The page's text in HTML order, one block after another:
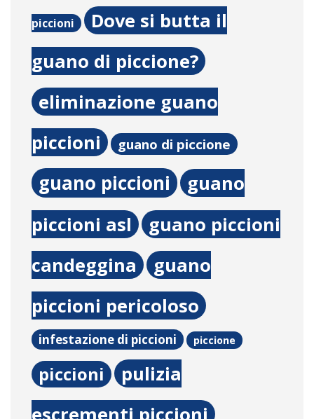
piccioni
Dove si butta il
guano di piccione?
eliminazione guano
piccioni
guano di piccione
guano piccioni
guano
piccioni asl
guano piccioni
candeggina
guano
piccioni pericoloso
infestazione di piccioni piccione
piccioni
pulizia
escrementi piccioni